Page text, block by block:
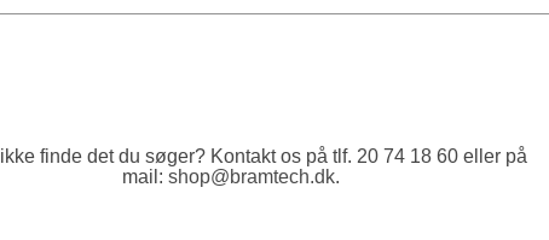
finde det du søger? Kontakt os på tlf. 20 74 18 60 eller på
mail: shop@bramtech.dk.